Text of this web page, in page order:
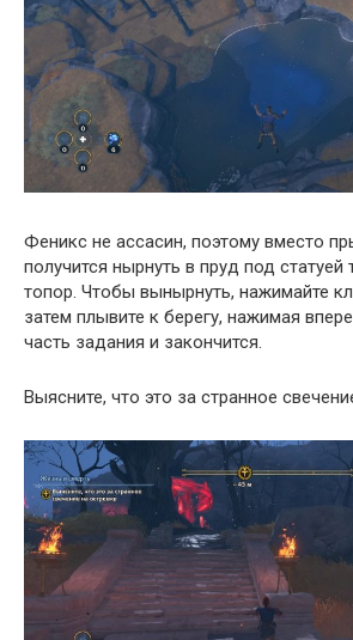
Феникс не ассасин, поэтому вместо
получится нырнуть в пруд под
топор. Чтобы вынырнуть, нажимайте
затем плывите к берегу, нажимая
часть задания и закончится.
Выясните, что это за странное